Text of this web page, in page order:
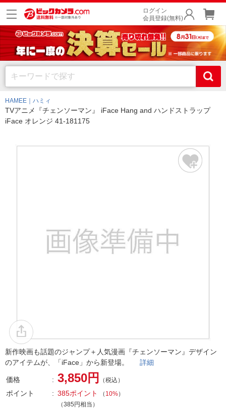
ログイン
会員登録(無料)
HAMEE｜ハミィ
TVアニメ『チェンソーマン』 iFace Hang and ハンドストラップ
iFace オレンジ 41-181175
新作映画も話題のジャンプ＋人気漫画『チェンソーマン』デザイン
のアイテムが、「iFace」から新登場。 詳細
価格 3,850円 （税込）
ポイント 385ポイント （ 10%）
（385円相当）